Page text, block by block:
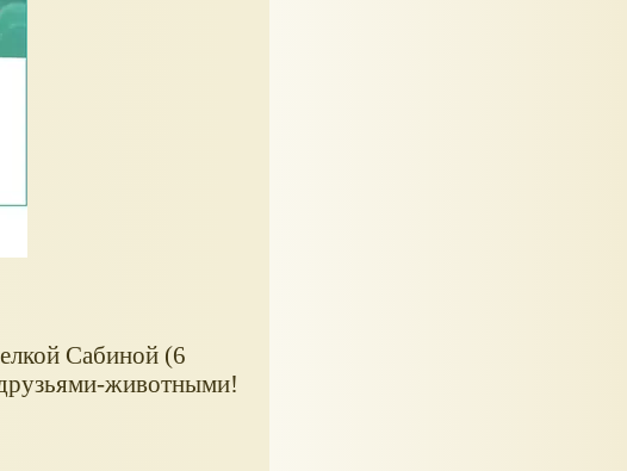
Сабиной (6
животными!